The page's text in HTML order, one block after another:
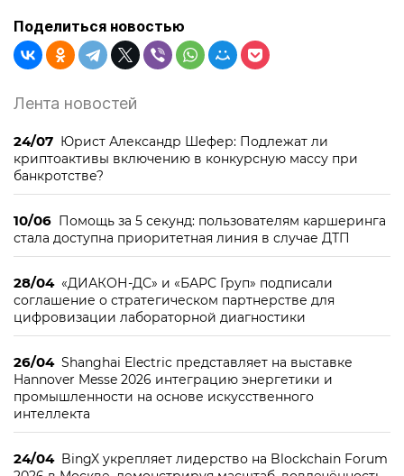
Поделиться новостью
Лента новостей
24/07 Юрист Александр Шефер: Подлежат ли
криптоактивы включению в конкурсную массу при
банкротстве?
10/06 Помощь за 5 секунд: пользователям каршеринга
стала доступна приоритетная линия в случае ДТП
28/04 «ДИАКОН-ДС» и «БАРС Груп» подписали
соглашение о стратегическом партнерстве для
цифровизации лабораторной диагностики
26/04 Shanghai Electric представляет на выставке
Hannover Messe 2026 интеграцию энергетики и
промышленности на основе искусственного
интеллекта
24/04 BingX укрепляет лидерство на Blockchain Forum